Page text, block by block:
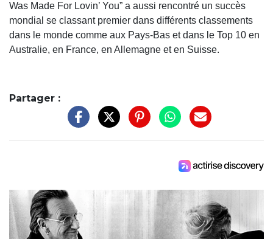
Was Made For Lovin’ You” a aussi rencontré un succès
mondial se classant premier dans différents classements
dans le monde comme aux Pays-Bas et dans le Top 10 en
Australie, en France, en Allemagne et en Suisse.
Partager :